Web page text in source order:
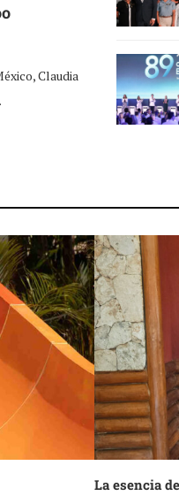
Claudia
La esencia